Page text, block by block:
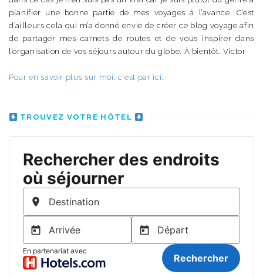
planifier une bonne partie de mes voyages à l’avance. C’est
d’ailleurs cela qui m’a donné envie de créer ce blog voyage afin
de partager mes carnets de routes et de vous inspirer dans
l’organisation de vos séjours autour du globe. À bientôt. Victor
Pour en savoir plus sur moi, c'est par ici.
TROUVEZ VOTRE HÔTEL